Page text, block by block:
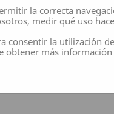
la correcta
medir qué uso
consentir la utilización
obtener más